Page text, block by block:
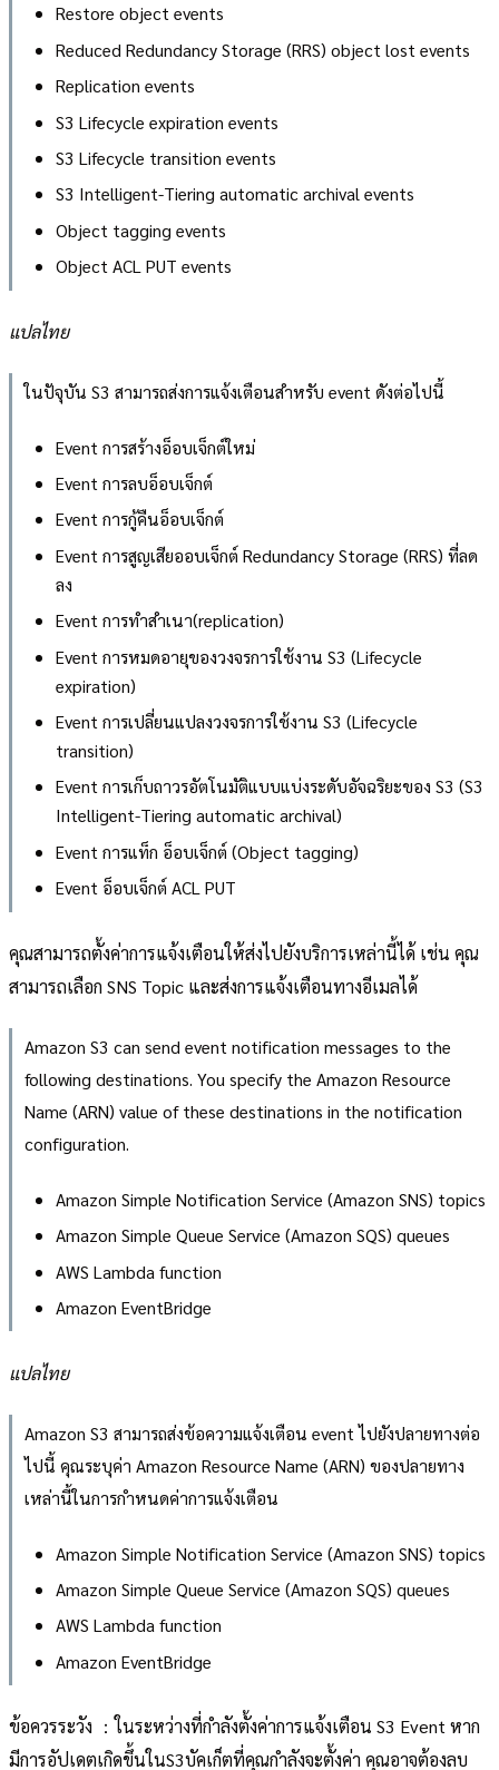
Restore object events
Reduced Redundancy Storage (RRS) object lost events
Replication events
S3 Lifecycle expiration events
S3 Lifecycle transition events
S3 Intelligent-Tiering automatic archival events
Object tagging events
Object ACL PUT events
แปลไทย
ในปัจุบัน S3 สามารถส่งการแจ้งเตือนสำหรับ event ดังต่อไปนี้
Event การสร้างอ็อบเจ็กต์ใหม่
Event การลบอ็อบเจ็กต์
Event การกู้คืนอ็อบเจ็กต์
Event การสูญเสียออบเจ็กต์ Redundancy Storage (RRS) ที่ลด
ลง
Event การทำสำเนา(replication)
Event การหมดอายุของวงจรการใช้งาน S3 (Lifecycle
expiration)
Event การเปลี่ยนแปลงวงจรการใช้งาน S3 (Lifecycle
transition)
Event การเก็บถาวรอัตโนมัติแบบแบ่งระดับอัจฉริยะของ S3 (S3
Intelligent-Tiering automatic archival)
Event การแท็ก อ็อบเจ็กต์ (Object tagging)
Event อ็อบเจ็กต์ ACL PUT
คุณสามารถตั้งค่าการแจ้งเตือนให้ส่งไปยังบริการเหล่านี้ได้ เช่น คุณ
สามารถเลือก SNS Topic และส่งการแจ้งเตือนทางอีเมลได้
Amazon S3 can send event notification messages to the
following destinations. You specify the Amazon Resource
Name (ARN) value of these destinations in the notification
configuration.
Amazon Simple Notification Service (Amazon SNS) topics
Amazon Simple Queue Service (Amazon SQS) queues
AWS Lambda function
Amazon EventBridge
แปลไทย
Amazon S3 สามารถส่งข้อความแจ้งเตือน event ไปยังปลายทางต่อ
ไปนี้ คุณระบุค่า Amazon Resource Name (ARN) ของปลายทาง
เหล่านี้ในการกำหนดค่าการแจ้งเตือน
Amazon Simple Notification Service (Amazon SNS) topics
Amazon Simple Queue Service (Amazon SQS) queues
AWS Lambda function
Amazon EventBridge
ข้อควรระวัง ：ในระหว่างที่กำลังตั้งค่าการแจ้งเตือน S3 Event หาก
มีการอัปเดตเกิดขึ้นในS3บัคเก็ตที่คุณกำลังจะตั้งค่า คุณอาจต้องลบ